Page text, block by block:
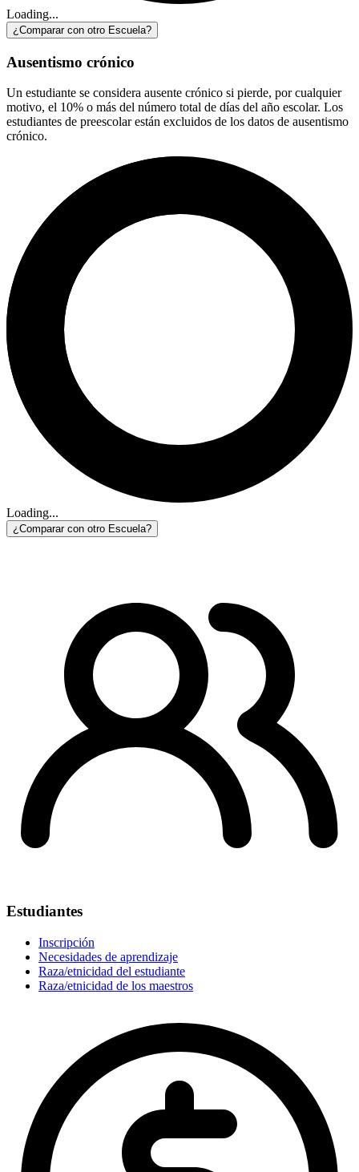
Loading...
¿Comparar con otro Escuela?
Ausentismo crónico
Un estudiante se considera ausente crónico si pierde, por cualquier
motivo, el 10% o más del número total de días del año escolar. Los
estudiantes de preescolar están excluidos de los datos de ausentismo
crónico.
Loading...
¿Comparar con otro Escuela?
Estudiantes
Inscripción
Necesidades de aprendizaje
Raza/etnicidad del estudiante
Raza/etnicidad de los maestros